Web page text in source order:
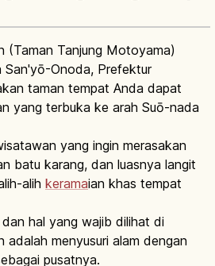
(Taman Tanjung Motoyama)
Onoda, Prefektur
taman tempat Anda dapat
yang terbuka ke arah Suō-nada
yang ingin merasakan
batu karang, dan luasnya langit
alih keramaian khas tempat
hal yang wajib dilihat di
menyusuri alam dengan
pusatnya.